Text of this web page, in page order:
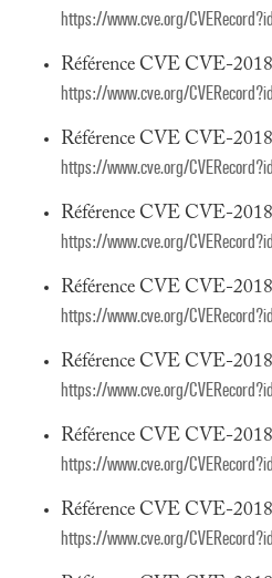
https://www.cve.org/
Référence CVE CVE-
https://www.cve.org/
Référence CVE CVE-
https://www.cve.org/
Référence CVE CVE-
https://www.cve.org/
Référence CVE CVE-
https://www.cve.org/
Référence CVE CVE-
https://www.cve.org/
Référence CVE CVE-
https://www.cve.org/
Référence CVE CVE-
https://www.cve.org/